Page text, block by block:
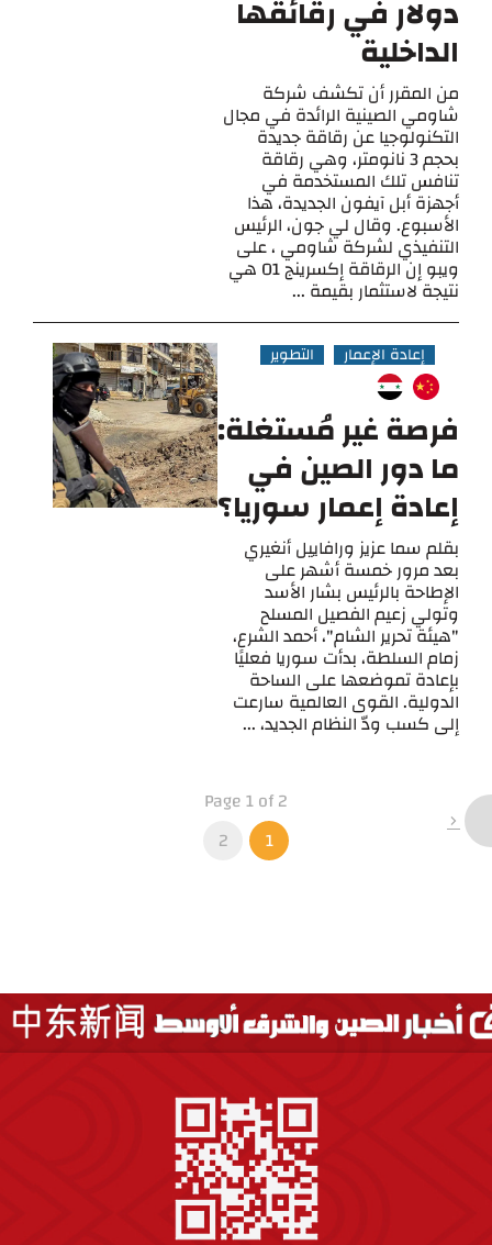
دولار في رقائقها
الداخلية
من المقرر أن تكشف شركة
شاومي الصينية الرائدة في مجال
التكنولوجيا عن رقاقة جديدة
بحجم 3 نانومتر، وهي رقاقة
تنافس تلك المستخدمة في
أجهزة أبل آيفون الجديدة، هذا
الأسبوع. وقال لي جون، الرئيس
التنفيذي لشركة شاومي ، على
ويبو إن الرقاقة إكسرينج O1 هي
نتيجة لاستثمار بقيمة ...
إعادة الإعمار التطوير
فرصة غير مُستغلة:
ما دور الصين في
إعادة إعمار سوريا؟
بقلم سما عزيز ورافاييل أنغيري
بعد مرور خمسة أشهر على
الإطاحة بالرئيس بشار الأسد
وتولي زعيم الفصيل المسلح
"هيئة تحرير الشام"، أحمد الشرع،
زمام السلطة، بدأت سوريا فعليًا
بإعادة تموضعها على الساحة
الدولية. القوى العالمية سارعت
إلى كسب ودّ النظام الجديد، ...
Page 1 of 2
1
2